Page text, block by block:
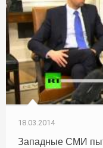
18.03.2014
Западные СМИ